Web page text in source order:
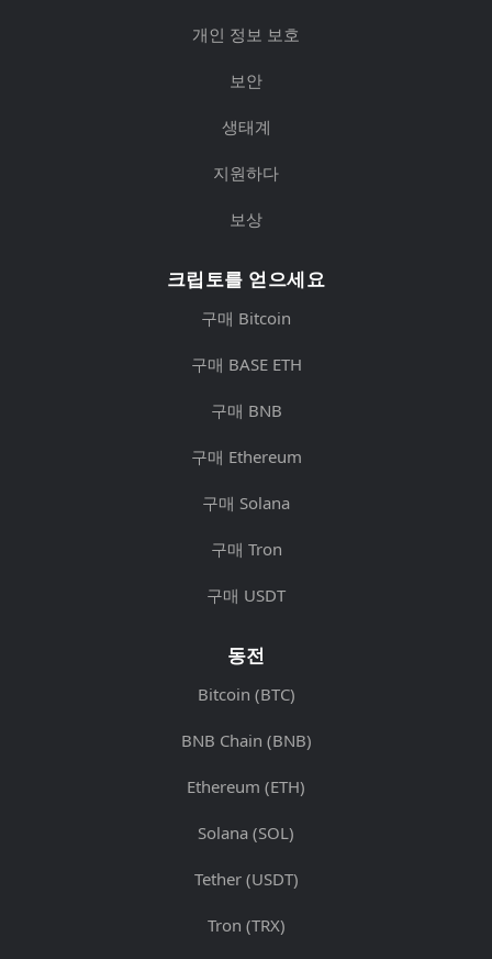
개인 정보 보호
보안
생태계
지원하다
보상
크립토를 얻으세요
구매 Bitcoin
구매 BASE ETH
구매 BNB
구매 Ethereum
구매 Solana
구매 Tron
구매 USDT
동전
Bitcoin (BTC)
BNB Chain (BNB)
Ethereum (ETH)
Solana (SOL)
Tether (USDT)
Tron (TRX)